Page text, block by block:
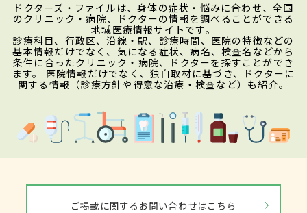
ドクターズ・ファイルは、身体の症状・悩みに合わせ、全国
のクリニック・病院、ドクターの情報を調べることができる
地域医療情報サイトです。
診療科目、行政区、沿線・駅、診療時間、医院の特徴などの
基本情報だけでなく、気になる症状、病名、検査名などから
条件に合ったクリニック・病院、ドクターを探すことができ
ます。 医院情報だけでなく、独自取材に基づき、ドクターに
関する情報（診療方針や得意な治療・検査など）も紹介。
ご掲載に関するお問い合わせはこちら